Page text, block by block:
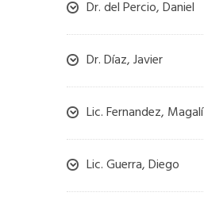
Dr. del Percio, Daniel
Dr. Díaz, Javier
Lic. Fernandez, Magalí
Lic. Guerra, Diego